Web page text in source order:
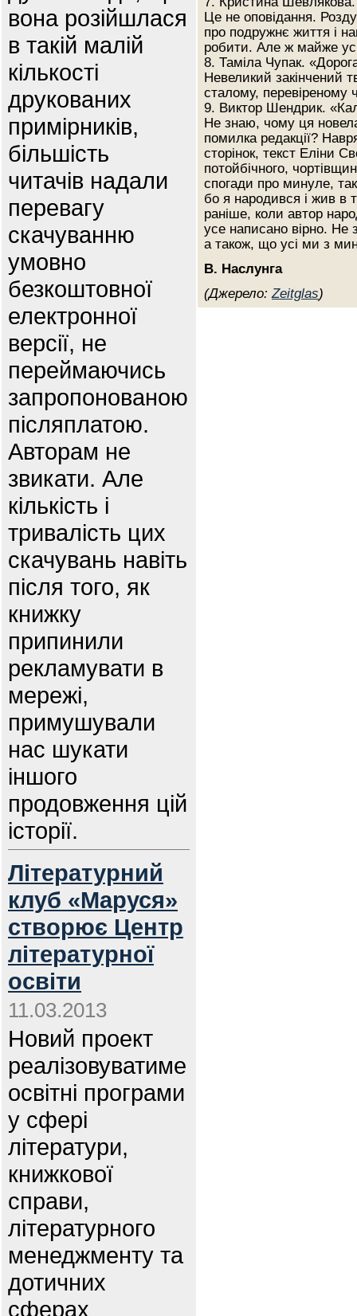
вона розійшлася
в такій малій
кількості
друкованих
примірників,
більшість
читачів надали
перевагу
скачуванню
умовно
безкоштовної
електронної
версії, не
переймаючись
запропонованою
післяплатою.
Авторам не
звикати. Але
кількість і
тривалість цих
скачувань навіть
після того, як
книжку
припинили
рекламувати в
мережі,
примушували
нас шукати
іншого
продовження цій
історії.
Літературний
клуб «Маруся»
створює Центр
літературної
освіти
11.03.2013
Новий проект
реалізовуватиме
освітні програми
у сфері
літератури,
книжкової
справи,
літературного
менеджменту та
дотичних
сферах
Це не оповідання.
про подружнє життя і
робити. Але ж майже
8. Таміла Чупак.
Невеликий закінчений
сталому, перевіреному
9. Виктор Шендрик.
Не знаю, чому ця
помилка редакції?
сторінок, текст Еліни
потойбічного,
спогади про минуле,
бо я народився і жив в
раніше, коли автор
усе написано вірно. Не
а також, що усі ми з
В. Наслунга
(Джерело: Zeitglas)